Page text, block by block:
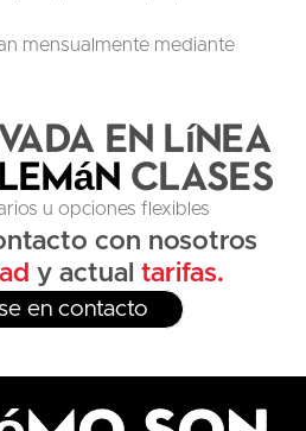
mensualmente mediante
en línea
Clases
u opciones flexibles
con nosotros
y actual tarifas.
en contacto